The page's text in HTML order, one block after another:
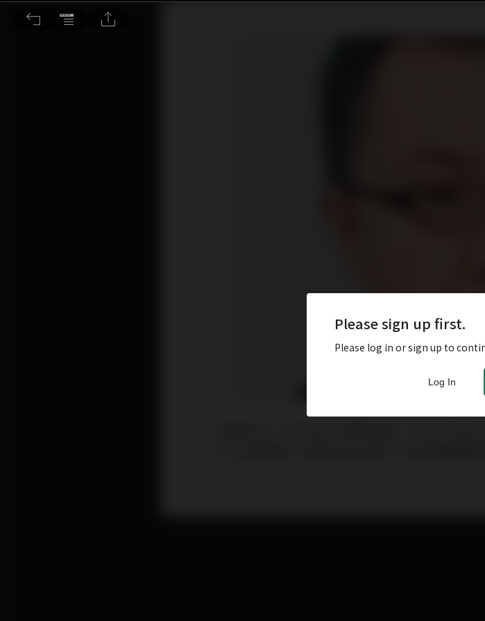
Coinbase不買為妙
Please sign up first.
Please log in or sign up to
Log In